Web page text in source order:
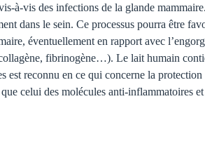
à-vis des infections de la glande
dans le sein. Ce processus pourra être
éventuellement en rapport avec
fibrinogène…). Le lait humain
est reconnu en ce qui concerne la
celui des molécules anti-inflammatoires